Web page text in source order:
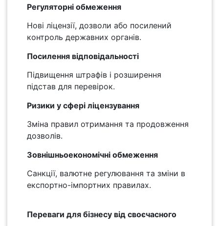
Регуляторні обмеження
Нові ліцензії, дозволи або посилений
контроль державних органів.
Посилення відповідальності
Підвищення штрафів і розширення
підстав для перевірок.
Ризики у сфері ліцензування
Зміна правил отримання та продовження
дозволів.
Зовнішньоекономічні обмеження
Санкції, валютне регулювання та зміни в
експортно-імпортних правилах.
Переваги для бізнесу від своєчасного